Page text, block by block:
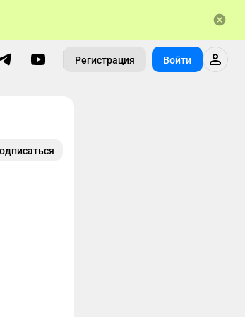
Регистрация Войти